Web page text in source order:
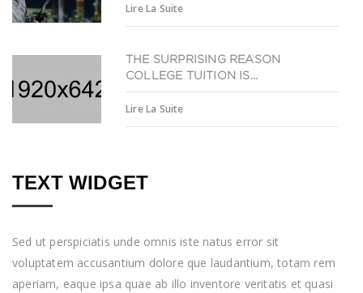
Lire La Suite
THE SURPRISING REASON
COLLEGE TUITION IS...
Lire La Suite
TEXT WIDGET
Sed ut perspiciatis unde omnis iste natus error sit
voluptatem accusantium dolore que laudantium, totam rem
aperiam, eaque ipsa quae ab illo inventore veritatis et quasi